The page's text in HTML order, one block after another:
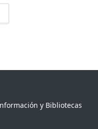
y Bibliotecas